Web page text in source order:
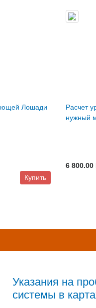
Лошади
Купить
Расчет
нужный
6 800.00
Указания на
системы в